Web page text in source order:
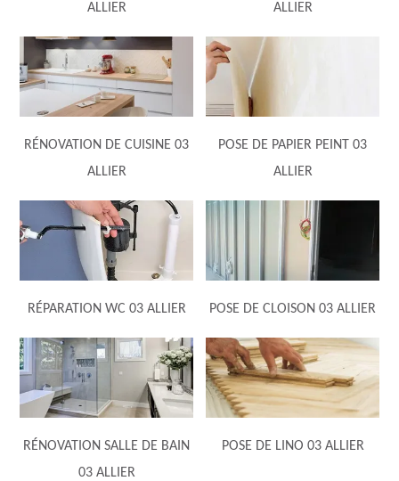
ALLIER
ALLIER
RÉNOVATION DE CUISINE 03
ALLIER
POSE DE PAPIER PEINT 03
ALLIER
RÉPARATION WC 03 ALLIER POSE DE CLOISON 03 ALLIER
RÉNOVATION SALLE DE BAIN
03 ALLIER
POSE DE LINO 03 ALLIER